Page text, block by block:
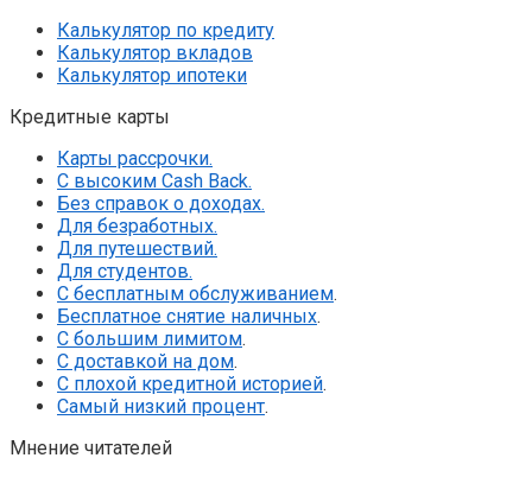
Калькулятор по кредиту
Калькулятор вкладов
Калькулятор ипотеки
Кредитные карты
Карты рассрочки.
С высоким Cash Back.
Без справок о доходах.
Для безработных.
Для путешествий.
Для студентов.
С бесплатным обслуживанием.
Бесплатное снятие наличных.
С большим лимитом.
С доставкой на дом.
С плохой кредитной историей.
Самый низкий процент.
Мнение читателей